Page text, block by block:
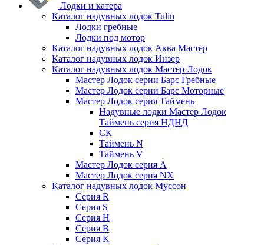
Лодки и катера
Каталог надувных лодок Tulin
Лодки гребные
Лодки под мотор
Каталог надувных лодок Аква Мастер
Каталог надувных лодок Инзер
Каталог надувных лодок Мастер Лодок
Мастер Лодок серии Барс Гребные
Мастер Лодок серии Барс Моторные
Мастер Лодок серия Таймень
Надувные лодки Мастер Лодок
Таймень серия НДНД
СК
Таймень N
Таймень V
Мастер Лодок серия А
Мастер Лодок серия NX
Каталог надувных лодок Муссон
Серия R
Серия S
Серия H
Серия B
Серия K